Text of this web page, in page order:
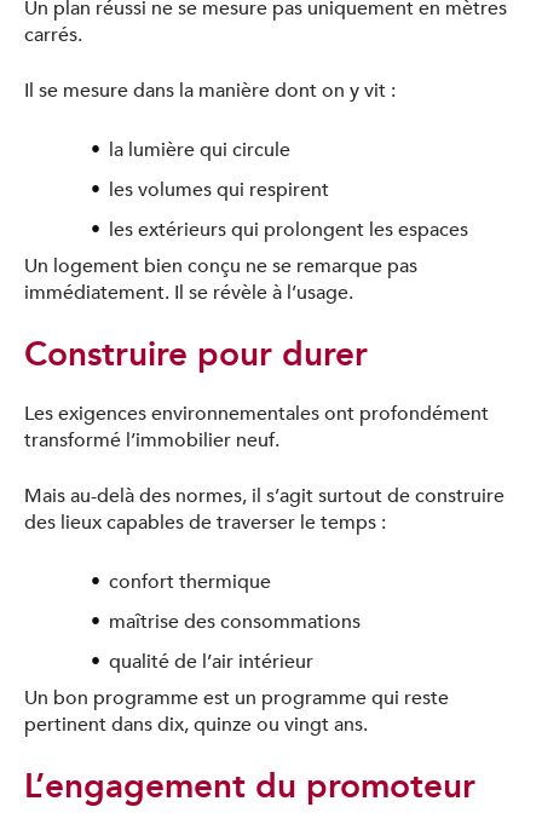
Face à l'urgence sanitaire imposée par le Covid-19,
DIAGONALE se mobilise et reste en contact avec
vous en privilégiant le téléphone, les mails et autres
Vous pouvez dès maintenant nous contacter par
email à l'adresse suivante : diagonale@diagonale.fr,
Toujours en proximité avec vous, DIAGONALE est à
votre écoute pour vous offrir le meilleur service
possible. Soyez assurés de tout notre soutien !
TÉLÉCHARGEMENT
Veuillez remplir les champs ci-dessous pour pouvoir
Prénom
Votre projet
Investir
J'accepte que Diagonale utilise mes
informations pour me recontacter
Ce site est protégé par recaptcha. Les
règles de
confidentialitéet lesconditions d'utilisation
de Google
Un plan réussi ne se mesure pas uniquement en mètres
carrés.
Il se mesure dans la manière dont on y vit :
la lumière qui circule
les volumes qui respirent
les extérieurs qui prolongent les espaces
Un logement bien conçu ne se remarque pas
immédiatement. Il se révèle à l’usage.
Construire pour durer
Les exigences environnementales ont profondément
transformé l’immobilier neuf.
Mais au-delà des normes, il s’agit surtout de construire
des lieux capables de traverser le temps :
confort thermique
maîtrise des consommations
qualité de l’air intérieur
Un bon programme est un programme qui reste
pertinent dans dix, quinze ou vingt ans.
L’engagement du promoteur